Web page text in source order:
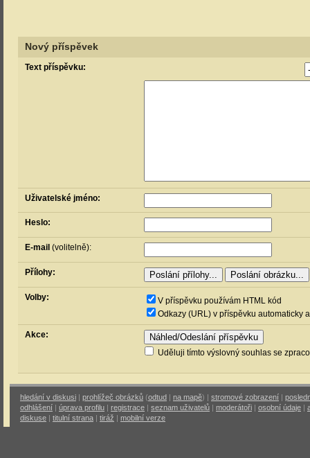
Nový příspěvek
Text příspěvku:
Uživatelské jméno:
Heslo:
E-mail (volitelně):
Přílohy:
Volby:
V příspěvku používám HTML kód
Odkazy (URL) v příspěvku automaticky
Akce:
Uděluji tímto výslovný souhlas se
hledání v diskusi | prohlížeč obrázků (odtud | na mapě) | stromové zobrazení |
odhlášení | úprava profilu | registrace | seznam uživatelů | moderátoři | osobní údaje |
diskuse | titulní strana | tiráž | mobilní verze